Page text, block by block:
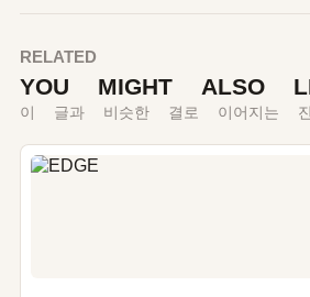
RELATED
YOU MIGHT ALSO
이 글과 비슷한 결로 이어지는